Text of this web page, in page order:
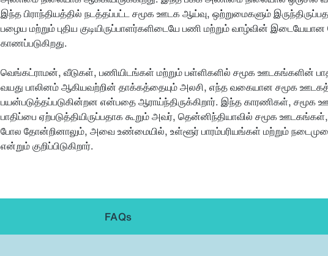
இந்த பிராந்தியத்தில் நடத்தப்பட்ட சமூக ஊடக ஆய்வு, ஒற்றுமைகளும்
பழைய மற்றும் புதிய குடியிருப்பாளர்களிடையே பணி மற்றும் வாழ்வின்
காணப்படுகிறது.
வெங்கட்ராமன், வீடுகள், பணியிடங்கள் மற்றும் பள்ளிகளில் சமூக ஊடகங்களின்
வயது பாலினம் ஆகியவற்றின் தாக்கத்தையும் அலசி, எந்த வகையான சமூக
பயன்படுத்தப்படுகின்றன என்பதை ஆராய்ந்திருக்கிறார். இந்த காரணிகள், சமூக
பாதிப்பை ஏற்படுத்தியிருப்பதாக கூறும் அவர், தென்னிந்தியாவில் சமூக
போல தோன்றினாலும், அவை உண்மையில், உள்ளூர் பாரம்பரியங்கள் மற்றும்
என்றும் குறிப்பிடுகிறார்.
FAQs